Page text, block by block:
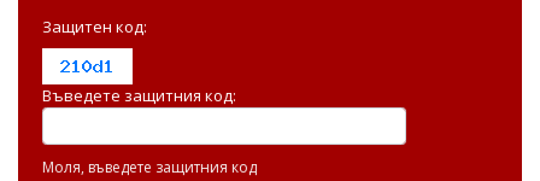
Защитен код:
Въведете защитния код:
Моля, въведете защитния код